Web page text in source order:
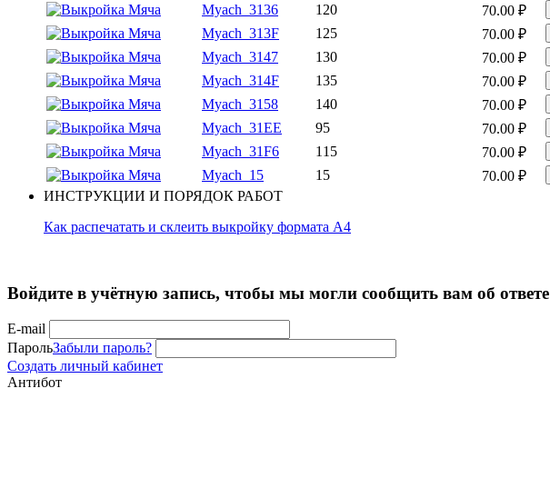
Myach_3136 120 70.00 ₽
Myach_313F 125 70.00 ₽
Myach_3147 130 70.00 ₽
Myach_314F 135 70.00 ₽
Myach_3158 140 70.00 ₽
Myach_31EE 95 70.00 ₽
Myach_31F6 115 70.00 ₽
Myach_15 15 70.00 ₽
ИНСТРУКЦИИ И ПОРЯДОК РАБОТ
Как распечатать и склеить выкройку формата А4
Войдите в учётную запись, чтобы мы могли сообщить вам об ответе
E-mail
ПарольЗабыли пароль?
Создать личный кабинет
Антибот